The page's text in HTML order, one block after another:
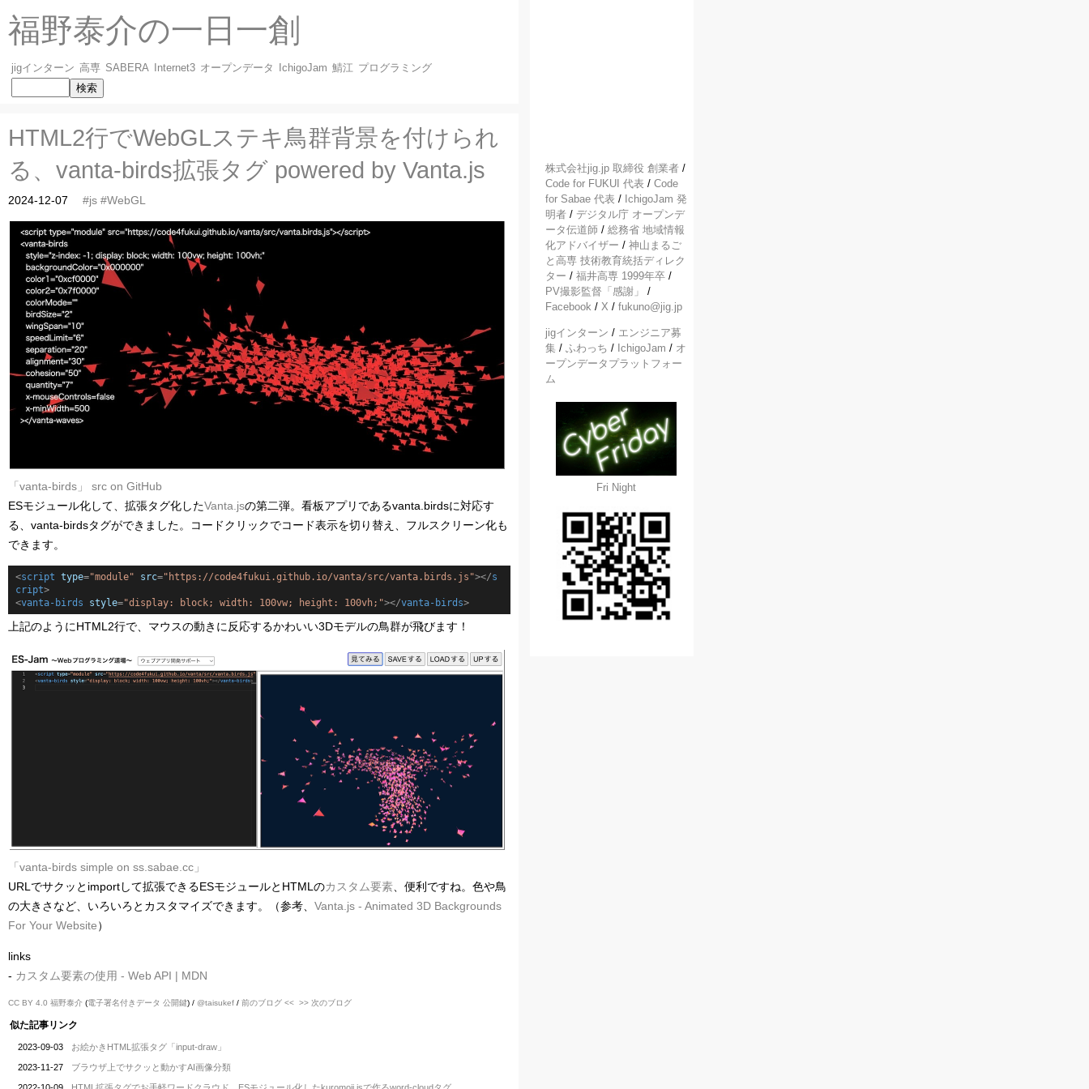
福野泰介の一日一創
jigインターン 高専 SABERA Internet3 オープンデータ IchigoJam 鯖江 プログラミング
HTML2行でWebGLステキ鳥群背景を付けられ
る、vanta-birds拡張タグ powered by Vanta.js
2024-12-07 #js #WebGL
「vanta-birds」
src on GitHub
ESモジュール化して、拡張タグ化したVanta.jsの第二弾。看板アプリであるvanta.birdsに対応す
る、vanta-birdsタグができました。コードクリックでコード表示を切り替え、フルスクリーン化も
できます。
<script type="module" src="https://code4fukui.github.io/vanta/src/vanta.birds.js"></s
cript>
<vanta-birds style="display: block; width: 100vw; height: 100vh;"></vanta-birds>
上記のようにHTML2行で、マウスの動きに反応するかわいい3Dモデルの鳥群が飛びます！
「vanta-birds simple on ss.sabae.cc」
URLでサクッとimportして拡張できるESモジュールとHTMLのカスタム要素 、便利ですね。色や鳥
の大きさなど、いろいろとカスタマイズできます。（参考、 Vanta.js - Animated 3D Backgrounds
For Your Website）
links
- カスタム要素の使用 - Web API | MDN
CC BY 4.0 福野泰介 (電子署名付きデータ 公開鍵) / @taisukef / 前のブログ << >> 次のブログ
似た記事リンク
2023-09-03 お絵かきHTML拡張タグ「input-draw」
2023-11-27 ブラウザ上でサクッと動かすAI画像分類
株式会社jig.jp 取締役 創業者 /
Code for FUKUI 代表 / Code
for Sabae 代表 / IchigoJam 発
明者 / デジタル庁 オープンデ
ータ伝道師 / 総務省 地域情報
化アドバイザー / 神山まるご
と高専 技術教育統括ディレク
ター / 福井高専 1999年卒 /
PV撮影監督「感謝」
/
Facebook / X / fukuno@jig.jp
jigインターン / エンジニア募
集 / ふわっち / IchigoJam / オ
ープンデータプラットフォー
ム
Fri Night